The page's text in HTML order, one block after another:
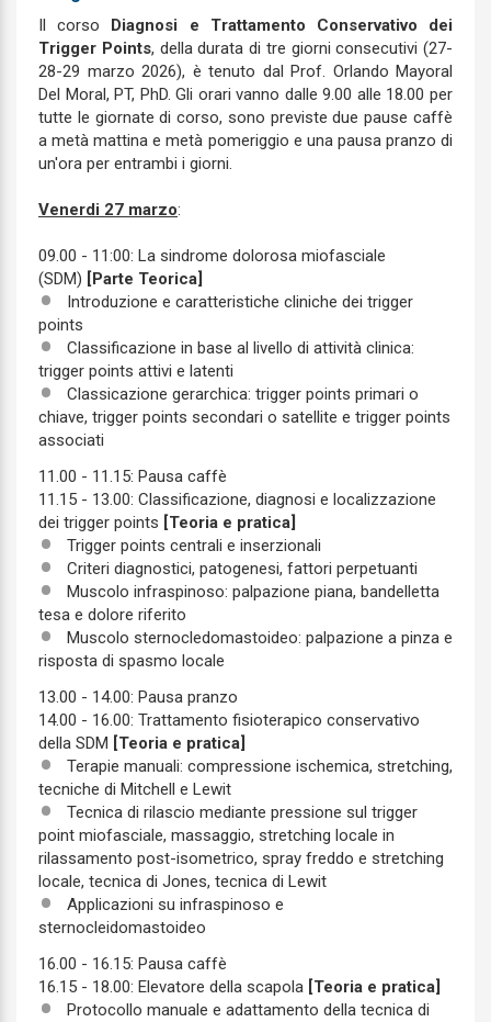
Il corso Diagnosi e Trattamento Conservativo dei
Trigger Points, della durata di tre giorni consecutivi (27-
28-29 marzo 2026), è tenuto dal Prof. Orlando Mayoral
Del Moral, PT, PhD. Gli orari vanno dalle 9.00 alle 18.00 per
tutte le giornate di corso, sono previste due pause caffè
a metà mattina e metà pomeriggio e una pausa pranzo di
un'ora per entrambi i giorni.
Venerdi 27 marzo:
09.00 - 11:00: La sindrome dolorosa miofasciale
(SDM) [Parte Teorica]
Introduzione e caratteristiche cliniche dei trigger
points
Classificazione in base al livello di attività clinica:
trigger points attivi e latenti
Classicazione gerarchica: trigger points primari o
chiave, trigger points secondari o satellite e trigger points
associati
11.00 - 11.15: Pausa caffè
11.15 - 13.00: Classificazione, diagnosi e localizzazione
dei trigger points [Teoria e pratica]
Trigger points centrali e inserzionali
Criteri diagnostici, patogenesi, fattori perpetuanti
Muscolo infraspinoso: palpazione piana, bandelletta
tesa e dolore riferito
Muscolo sternocledomastoideo: palpazione a pinza e
risposta di spasmo locale
13.00 - 14.00: Pausa pranzo
14.00 - 16.00: Trattamento fisioterapico conservativo
della SDM [Teoria e pratica]
Terapie manuali: compressione ischemica, stretching,
tecniche di Mitchell e Lewit
Tecnica di rilascio mediante pressione sul trigger
point miofasciale, massaggio, stretching locale in
rilassamento post-isometrico, spray freddo e stretching
locale, tecnica di Jones, tecnica di Lewit
Applicazioni su infraspinoso e
sternocleidomastoideo
16.00 - 16.15: Pausa caffè
16.15 - 18.00: Elevatore della scapola [Teoria e pratica]
Protocollo manuale e adattamento della tecnica di